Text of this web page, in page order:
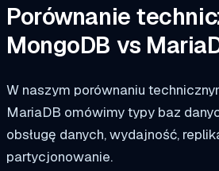
Porównanie
MongoDB vs
W naszym porównaniu
MariaDB omówimy typy baz
obsługę danych, wydajność,
partycjonowanie.